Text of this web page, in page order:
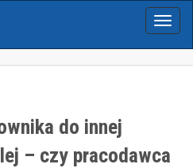
Menu
do innej
– czy pracodawca